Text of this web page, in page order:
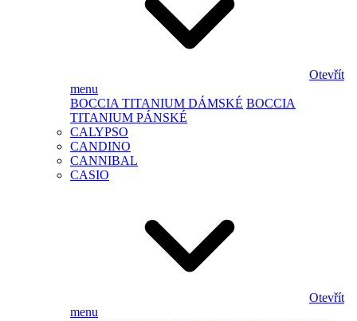
Otevřít
menu
BOCCIA TITANIUM DÁMSKÉ BOCCIA
TITANIUM PÁNSKÉ
CALYPSO
CANDINO
CANNIBAL
CASIO
Otevřít
menu